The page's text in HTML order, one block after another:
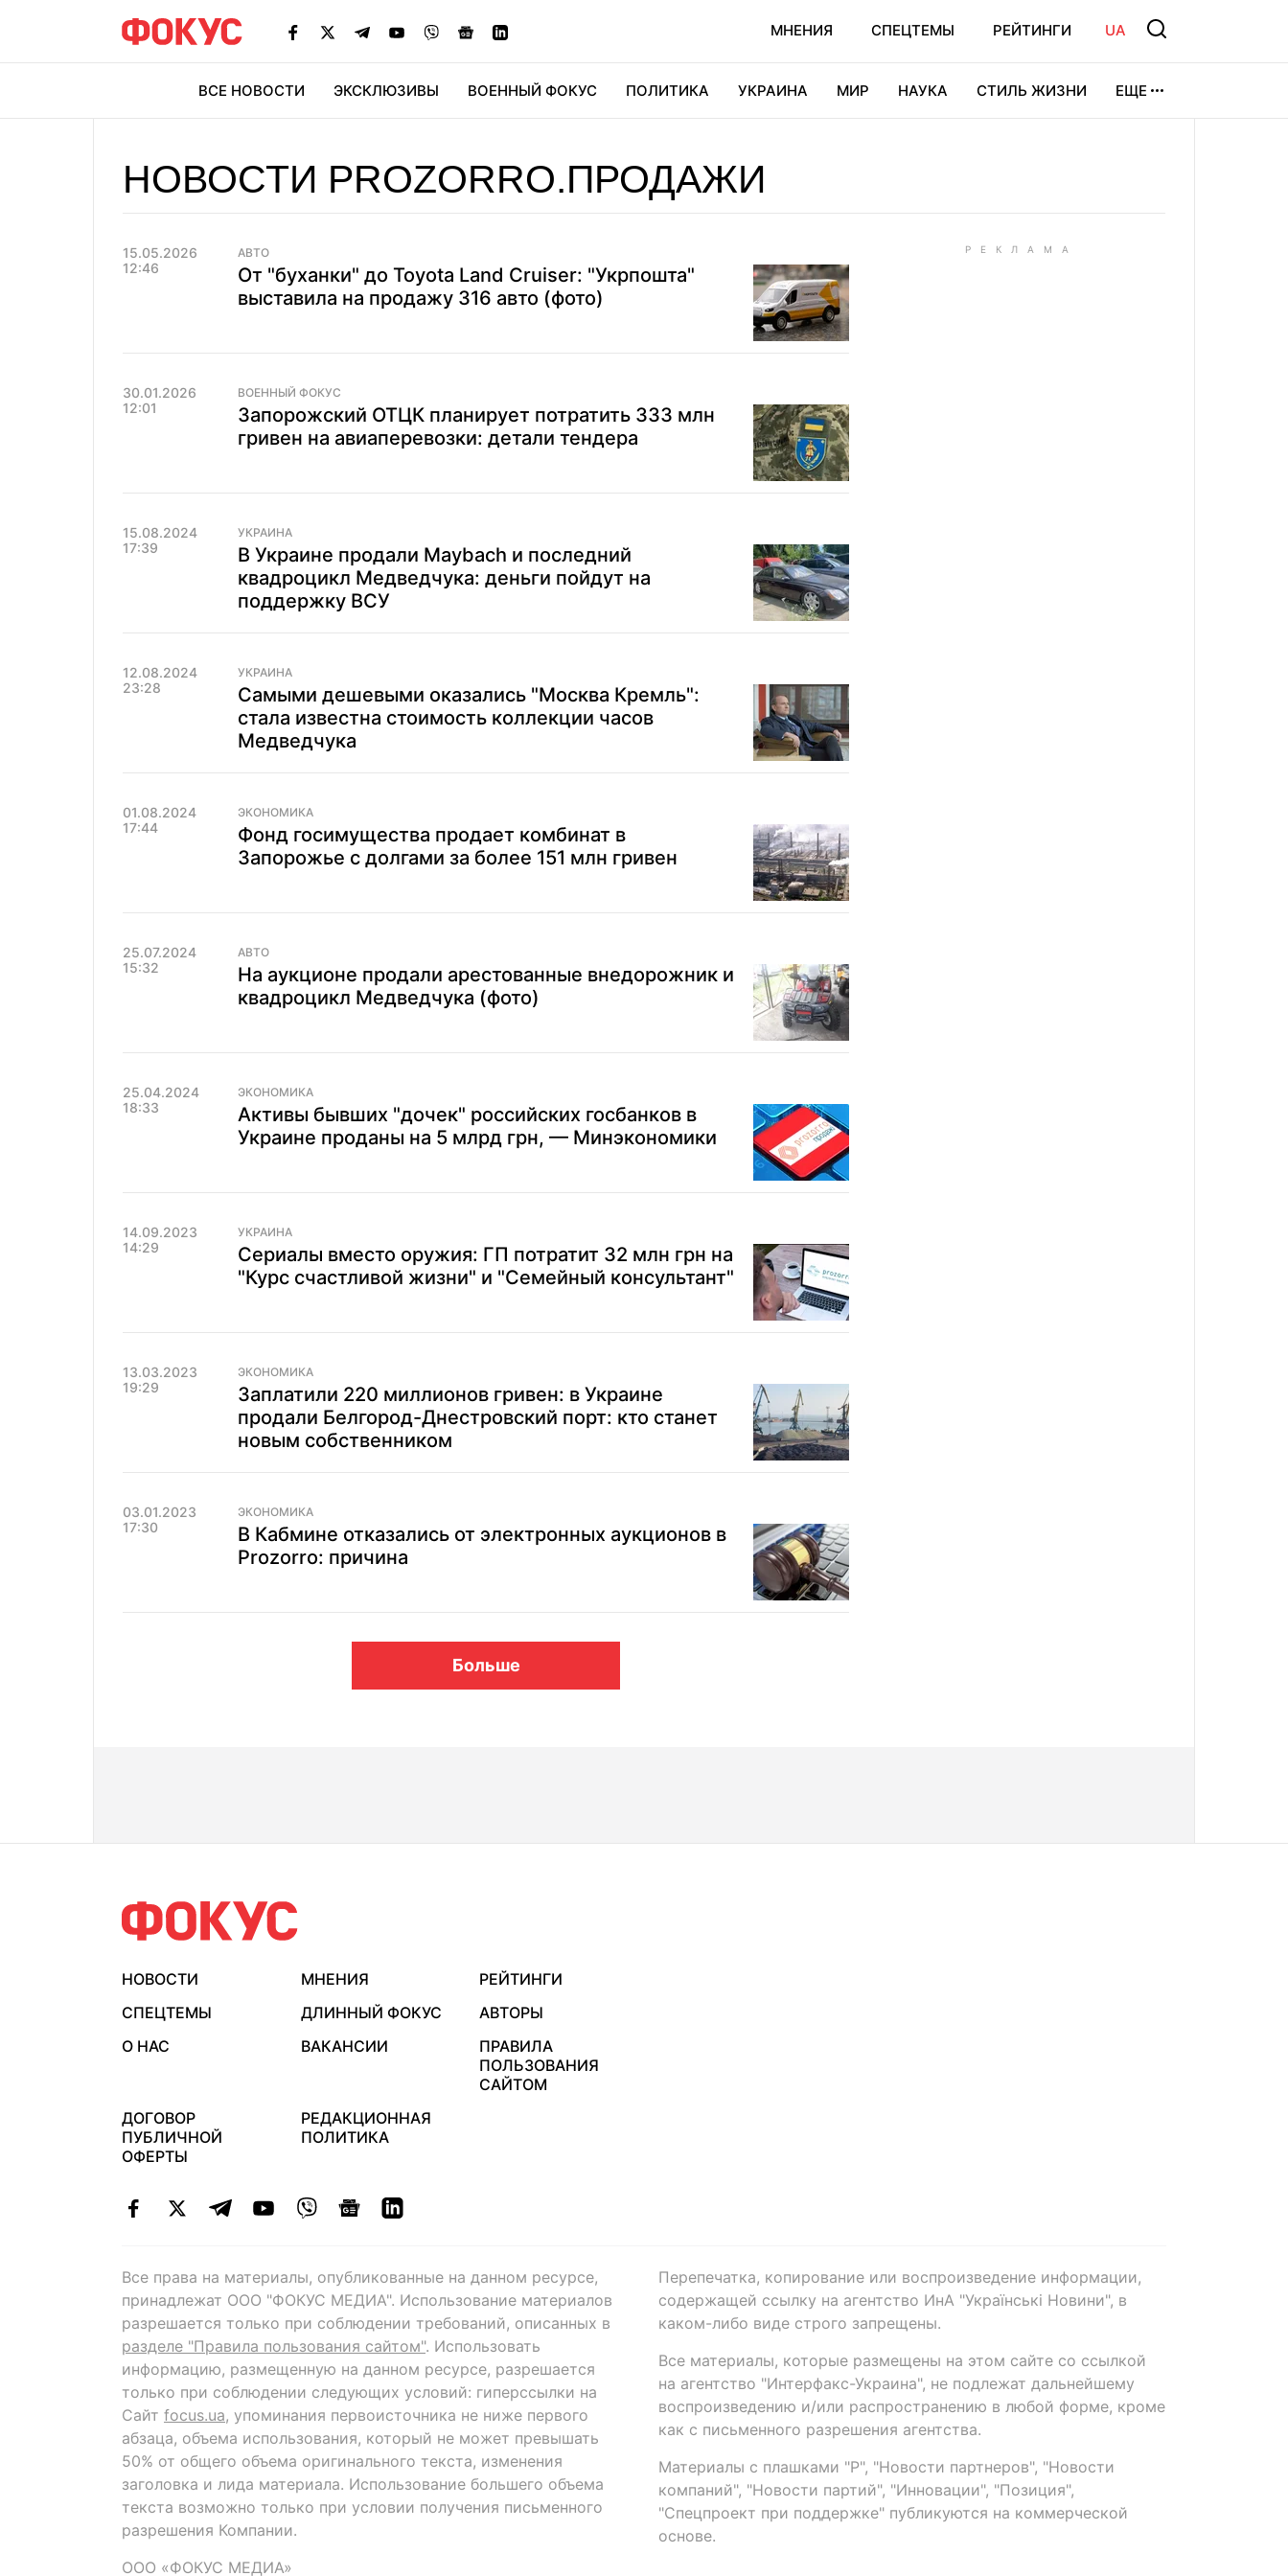
МНЕНИЯ СПЕЦТЕМЫ РЕЙТИНГИ UA
ВСЕ НОВОСТИ ЭКСКЛЮЗИВЫ ВОЕННЫЙ ФОКУС ПОЛИТИКА УКРАИНА МИР НАУКА СТИЛЬ ЖИЗНИ ЕЩЕ
НОВОСТИ PROZORRO.ПРОДАЖИ
15.05.2026
12:46
АВТО
От "буханки" до Toyota Land Cruiser: "Укрпошта"
выставила на продажу 316 авто (фото)
30.01.2026
12:01
ВОЕННЫЙ ФОКУС
Запорожский ОТЦК планирует потратить 333 млн
гривен на авиаперевозки: детали тендера
15.08.2024
17:39
УКРАИНА
В Украине продали Maybach и последний
квадроцикл Медведчука: деньги пойдут на
поддержку ВСУ
12.08.2024
23:28
УКРАИНА
Самыми дешевыми оказались "Москва Кремль":
стала известна стоимость коллекции часов
Медведчука
01.08.2024
17:44
ЭКОНОМИКА
Фонд госимущества продает комбинат в
Запорожье с долгами за более 151 млн гривен
25.07.2024
15:32
АВТО
На аукционе продали арестованные внедорожник и
квадроцикл Медведчука (фото)
25.04.2024
18:33
ЭКОНОМИКА
Активы бывших "дочек" российских госбанков в
Украине проданы на 5 млрд грн, — Минэкономики
14.09.2023
14:29
УКРАИНА
Сериалы вместо оружия: ГП потратит 32 млн грн на
"Курс счастливой жизни" и "Семейный консультант"
13.03.2023
19:29
ЭКОНОМИКА
Заплатили 220 миллионов гривен: в Украине
продали Белгород-Днестровский порт: кто станет
новым собственником
03.01.2023
17:30
ЭКОНОМИКА
В Кабмине отказались от электронных аукционов в
Prozorro: причина
Больше
НОВОСТИ МНЕНИЯ
РЕЙТИНГИ
СПЕЦТЕМЫ
ДЛИННЫЙ ФОКУС
АВТОРЫ
О НАС
ВАКАНСИИ
ПРАВИЛА
ПОЛЬЗОВАНИЯ
САЙТОМ
ДОГОВОР
ПУБЛИЧНОЙ
ОФЕРТЫ
РЕДАКЦИОННАЯ
ПОЛИТИКА
Все права на материалы, опубликованные на данном ресурсе,
принадлежат ООО "ФОКУС МЕДИА". Использование материалов
разрешается только при соблюдении требований, описанных в
разделе "Правила пользования сайтом". Использовать
информацию, размещенную на данном ресурсе, разрешается
только при соблюдении следующих условий: гиперссылки на
Сайт focus.ua, упоминания первоисточника не ниже первого
абзаца, объема использования, который не может превышать
50% от общего объема оригинального текста, изменения
заголовка и лида материала. Использование большего объема
текста возможно только при условии получения письменного
разрешения Компании.
ООО «ФОКУС МЕДИА»
Перепечатка, копирование или воспроизведение информации,
содержащей ссылку на агентство ИнА "Українські Новини", в
каком-либо виде строго запрещены.
Все материалы, которые размещены на этом сайте со ссылкой
на агентство "Интерфакс-Украина", не подлежат дальнейшему
воспроизведению и/или распространению в любой форме, кроме
как с письменного разрешения агентства.
Материалы с плашками "Р", "Новости партнеров", "Новости
компаний", "Новости партий", "Инновации", "Позиция",
"Спецпроект при поддержке" публикуются на коммерческой
основе.